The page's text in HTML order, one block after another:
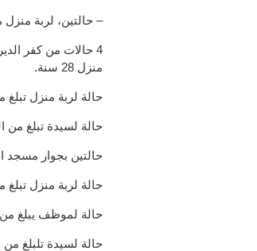
– حالتين، لربة منزل مقيمة كفر
منزل 28 سنة.
حالة لربة منزل تبلغ من العمر 51سنة من
حالة لسيدة تبلغ من العمر 65 سنة من عرب
حالتين بجوار مسجد
حالة لربة منزل تبلغ من العمر 39 سنه،
حالة لموظف يبلغ من العمر 41 سنة من شارع نور
حالة لسيدة تلبلغ من العمر 59سنة، من القلج شارع